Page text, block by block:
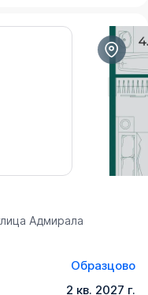
Адмирала
Образцово
2 кв. 2027 г.